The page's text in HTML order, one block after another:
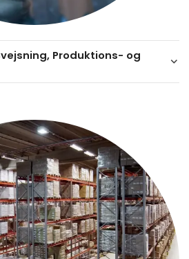
Produktions- og
keyboard_arrow_down